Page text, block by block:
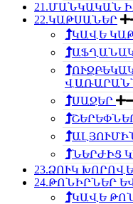
21.ՄԱՆԿԱԿԱՆ
22.ԿԱԹՍԱՆԵՐ
ԿԱՎԵ
ՍԱՋԵՐ
ՆԵՐԺԻՑ
23.ՁՈՒԿ
24.ԹՈՆԻՐՆԵՐ
ԿԱՎԵ